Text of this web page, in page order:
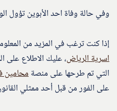
وفي حالة وفاة احد الأبوين تؤول
إذا كنت ترغب في المزيد من
اسرية الرياض، عليك الاطلاع على
التي تم طرحها على منصةمحامين
على الفور من قبل أحد ممثلي